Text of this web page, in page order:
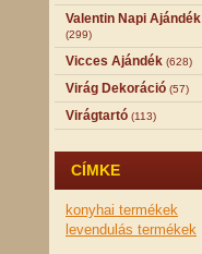
Valentin Napi Ajándék
(299)
Vicces Ajándék (628)
Virág Dekoráció (57)
Virágtartó (113)
CÍMKE
konyhai termékek
levendulás termékek